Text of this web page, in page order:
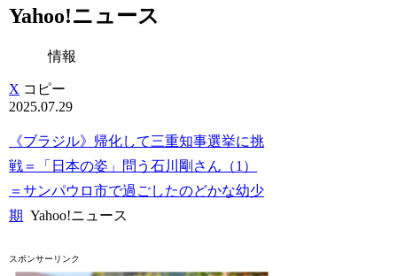
Yahoo!ニュース
情報
X コピー
2025.07.29
《ブラジル》帰化して三重知事選挙に挑
戦＝「日本の姿」問う石川剛さん（1）
＝サンパウロ市で過ごしたのどかな幼少
期 Yahoo!ニュース
スポンサーリンク